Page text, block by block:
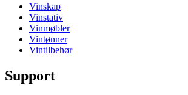
Vinskap
Vinstativ
Vinmøbler
Vintønner
Vintilbehør
Support